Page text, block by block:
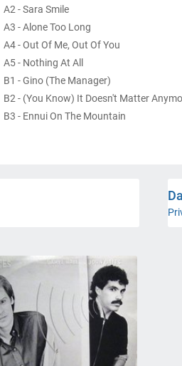
A2 - Sara Smile
A3 - Alone Too Long
A4 - Out Of Me, Out Of You
A5 - Nothing At All
B1 - Gino (The Manager)
B2 - (You Know) It Doesn't Matter
B3 - Ennui On The Mountain
D1 - London Luck, & Love
D2 - Room To Breathe
D3 - You'll Never Learn
D4 - Falling